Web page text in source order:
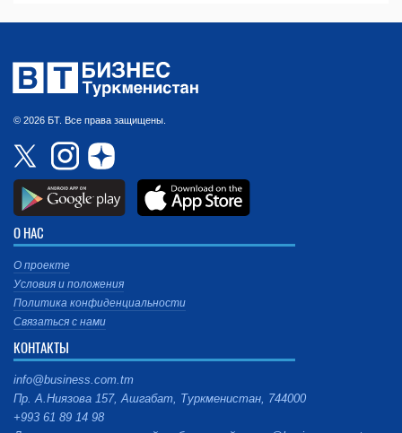
© 2026 БТ. Все права защищены.
О НАС
О проекте
Условия и положения
Политика конфиденциальности
Связаться с нами
КОНТАКТЫ
info@business.com.tm
Пр. А.Ниязова 157, Ашгабат, Туркменистан, 744000
+993 61 89 14 98